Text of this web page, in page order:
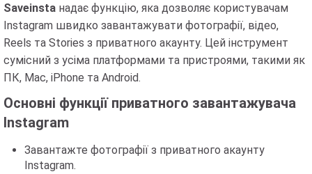
Saveinsta надає функцію, яка дозволяє користувачам
Instagram швидко завантажувати фотографії, відео,
Reels та Stories з приватного акаунту. Цей інструмент
сумісний з усіма платформами та пристроями, такими як
ПК, Mac, iPhone та Android.
Основні функції приватного завантажувача
Instagram
Завантажте фотографії з приватного акаунту
Instagram.